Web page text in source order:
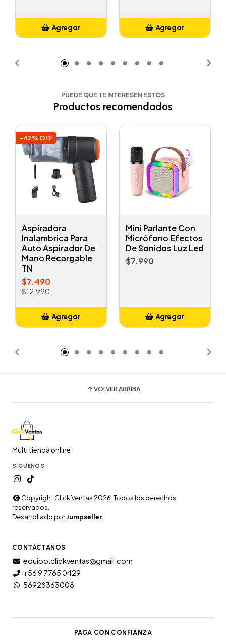
Agregar Agregar
PUEDE QUE TE INTERESEN ESTOS
Productos recomendados
-42% OFF
Aspiradora
Inalambrica Para
Auto Aspirador De
Mano Recargable
TN
$7.490
$12.990
Agregar
Mini Parlante Con
Micrófono Efectos
De Sonidos Luz Led
$7.990
Agregar
VOLVER ARRIBA
Multi tienda online
SÍGUENOS
Copyright Click Ventas 2026. Todos los derechos
reservados.
Desarrollado porJumpseller
CONTÁCTANOS
equipo.clickventas@gmail.com
+56 9 7765 0429
56928363008
PAGA CON CONFIANZA